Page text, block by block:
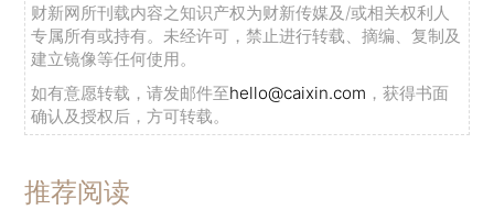
财新网所刊载内容之知识产权为财新传媒及/或相关权利人
专属所有或持有。未经许可，禁止进行转载、摘编、复制及
建立镜像等任何使用。
如有意愿转载，请发邮件至hello@caixin.com ，获得书面
确认及授权后，方可转载。
推荐阅读